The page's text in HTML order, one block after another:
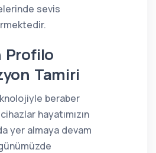
sevis
Profilo
Tamiri
beraber
hayatımızın
yer almaya devam